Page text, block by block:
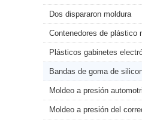
Dos dispararon moldura
Contenedores de plástico
Plásticos gabinetes
Bandas de goma de
Moldeo a presión
Moldeo a presión del